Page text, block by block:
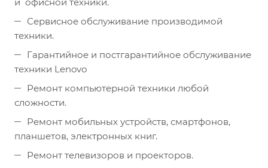
Сервисное обслуживание производимой
техники.
Гарантийное и постгарантийное обслуживание
техники Lenovo
Ремонт компьютерной техники любой
сложности.
Ремонт мобильных устройств, смартфонов,
планшетов, электронных книг.
Ремонт телевизоров и проекторов.